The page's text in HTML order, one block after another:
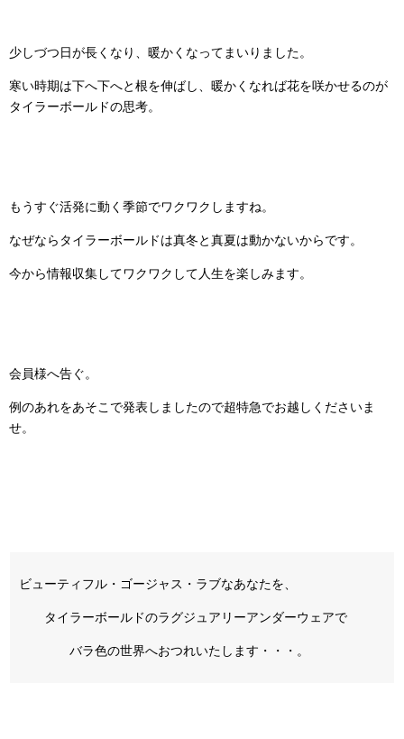
少しづつ日が長くなり、暖かくなってまいりました。
寒い時期は下へ下へと根を伸ばし、暖かくなれば花を咲かせるのが
タイラーボールドの思考。
もうすぐ活発に動く季節でワクワクしますね。
なぜならタイラーボールドは真冬と真夏は動かないからです。
今から情報収集してワクワクして人生を楽しみます。
会員様へ告ぐ。
例のあれをあそこで発表しましたので超特急でお越しくださいま
せ。
ビューティフル・ゴージャス・ラブなあなたを、
タイラーボールドのラグジュアリーアンダーウェアで
バラ色の世界へおつれいたします・・・。